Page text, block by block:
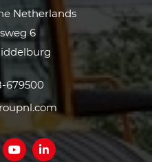
Netherlands
6
679500